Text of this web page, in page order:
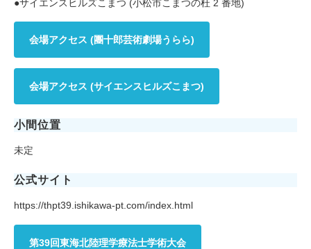
English
●サイエンスヒルズこまつ (小松市こまつの杜 2 番地)
会場アクセス (團十郎芸術劇場うらら)
会場アクセス (サイエンスヒルズこまつ)
小間位置
未定
公式サイト
https://thpt39.ishikawa-pt.com/index.html
第39回東海北陸理学療法士学術大会